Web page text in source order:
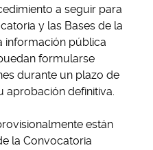
a seguir para
y las Bases de la
información pública
formularse
durante un plazo de
aprobación definitiva.
están
la Convocatoria